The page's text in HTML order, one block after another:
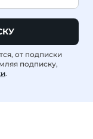
от подписки
подписку,
.